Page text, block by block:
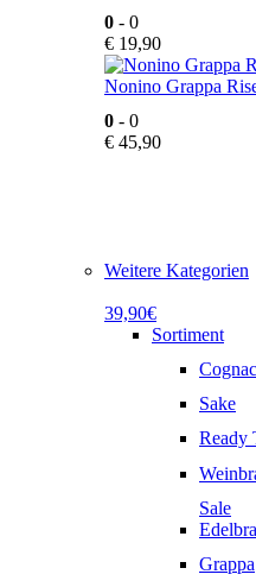
0 - 0
€ 19,90
Nonino Grappa
0 - 0
€ 45,90
Weitere Kategorien
39,90€
Sortiment
Cognac
Sake
Ready
Sale
Grappa